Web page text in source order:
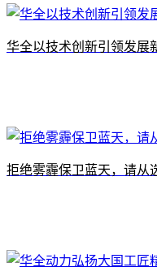
华全以技术创新引领发展
拒绝雾霾保卫蓝天，请从